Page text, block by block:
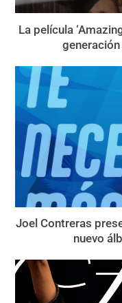
La película
Joel Contreras
nuevo